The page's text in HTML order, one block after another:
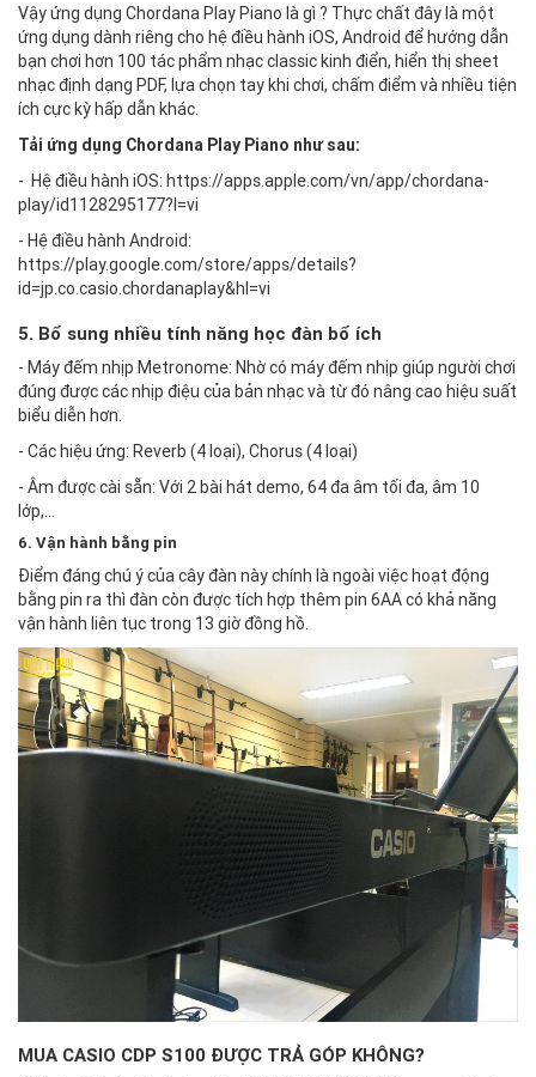
Vậy ứng dụng Chordana Play Piano là gì ? Thực chất đây là một
ứng dụng dành riêng cho hệ điều hành iOS, Android để hướng dẫn
bạn chơi hơn 100 tác phẩm nhạc classic kinh điển, hiển thị sheet
nhạc định dạng PDF, lựa chọn tay khi chơi, chấm điểm và nhiều tiện
ích cực kỳ hấp dẫn khác.
Tải ứng dụng Chordana Play Piano như sau:
- Hệ điều hành iOS: https://apps.apple.com/vn/app/chordana-
play/id1128295177?l=vi
- Hệ điều hành Android:
https://play.google.com/store/apps/details?
id=jp.co.casio.chordanaplay&hl=vi
5. Bổ sung nhiều tính năng học đàn bổ ích
- Máy đếm nhịp Metronome: Nhờ có máy đếm nhịp giúp người chơi
đúng được các nhịp điệu của bản nhạc và từ đó nâng cao hiệu suất
biểu diễn hơn.
- Các hiệu ứng: Reverb (4 loại), Chorus (4 loại)
- Âm được cài sẵn: Với 2 bài hát demo, 64 đa âm tối đa, âm 10
lớp,...
6. Vận hành bằng pin
Điểm đáng chú ý của cây đàn này chính là ngoài việc hoạt động
bằng pin ra thì đàn còn được tích hợp thêm pin 6AA có khả năng
vận hành liên tục trong 13 giờ đồng hồ.
MUA CASIO CDP S100 ĐƯỢC TRẢ GÓP KHÔNG?